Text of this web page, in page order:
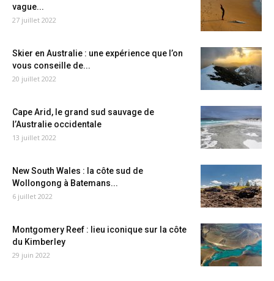
vague...
27 juillet 2022
Skier en Australie : une expérience que l’on
vous conseille de...
20 juillet 2022
Cape Arid, le grand sud sauvage de
l’Australie occidentale
13 juillet 2022
New South Wales : la côte sud de
Wollongong à Batemans...
6 juillet 2022
Montgomery Reef : lieu iconique sur la côte
du Kimberley
29 juin 2022